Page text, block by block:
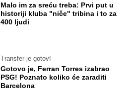
Malo im za sreću treba: Prvi put u
historiji kluba "niče" tribina i to za
400 ljudi
Transfer je gotov!
Gotovo je, Ferran Torres izabrao
PSG! Poznato koliko će zaraditi
Barcelona